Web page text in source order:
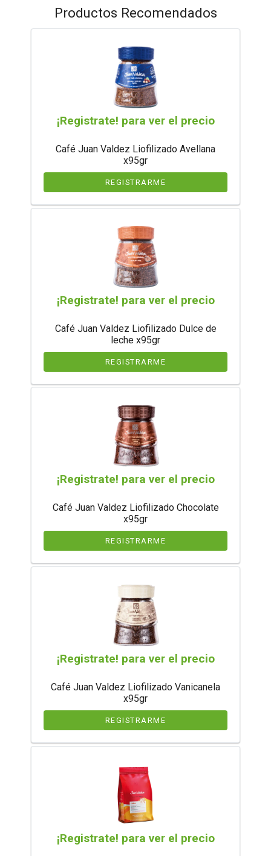
Productos Recomendados
¡Registrate! para ver el precio
Café Juan Valdez Liofilizado Avellana
x95gr
REGISTRARME
¡Registrate! para ver el precio
Café Juan Valdez Liofilizado Dulce de
leche x95gr
REGISTRARME
¡Registrate! para ver el precio
Café Juan Valdez Liofilizado Chocolate
x95gr
REGISTRARME
¡Registrate! para ver el precio
Café Juan Valdez Liofilizado Vanicanela
x95gr
REGISTRARME
¡Registrate! para ver el precio